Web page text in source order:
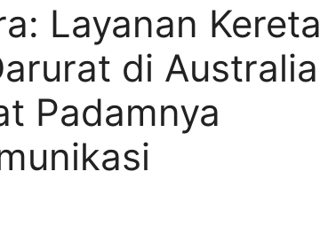
Layanan Kereta
di Australia
Padamnya